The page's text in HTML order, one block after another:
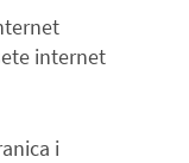
internet
i